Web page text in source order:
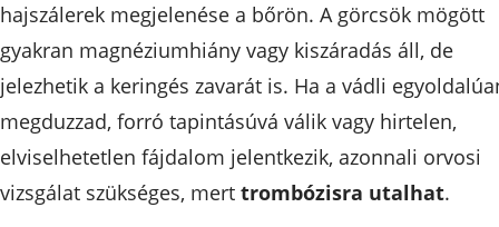
hajszálerek megjelenése a bőrön. A görcsök mögött
gyakran magnéziumhiány vagy kiszáradás áll, de
jelezhetik a keringés zavarát is. Ha a vádli
megduzzad, forró tapintásúvá válik vagy hirtelen,
elviselhetetlen fájdalom jelentkezik, azonnali orvosi
vizsgálat szükséges, mert trombózisra utalhat.